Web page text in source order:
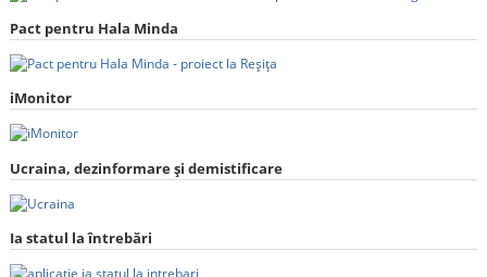
Pact pentru Hala Minda
iMonitor
Ucraina, dezinformare și demistificare
Ia statul la întrebări